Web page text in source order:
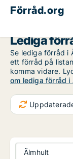
Förråd.org
Lediga
Se lediga förråd i
ett förråd på
komma vidare.
om lediga förråd i
Älmhult